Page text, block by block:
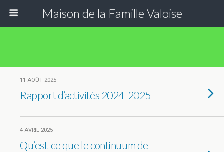
Maison de la Famille Valoise
11 AOÛT 2025
Rapport d’activités 2024-2025
4 AVRIL 2025
Qu’est-ce que le continuum de